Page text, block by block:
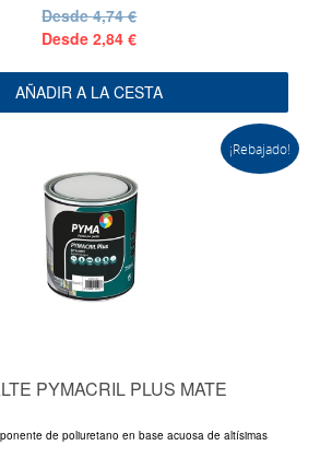
Desde4,74 €
Desde2,84 €
AÑADIR A LA CESTA
¡Rebajado!
PYMACRIL PLUS MATE
de poliuretano en base acuosa de altísimas